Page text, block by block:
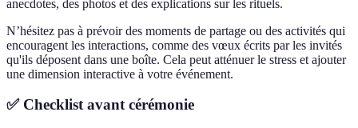
anecdotes, des photos et des explications sur les rituels.
N’hésitez pas à prévoir des moments de partage ou des activités qui
encouragent les interactions, comme des vœux écrits par les invités
qu'ils déposent dans une boîte. Cela peut atténuer le stress et ajouter
une dimension interactive à votre événement.
✅ Checklist avant cérémonie